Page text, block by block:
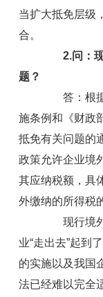
当扩大抵免层级
合。
2.问：
题？
答：根据
施条例和《财政
抵免有关问题的
政策允许企业境
其应纳税额，具
外缴纳的所得税
现行境外
业“走出去”起到
的实施以及我国
法已经难以完全